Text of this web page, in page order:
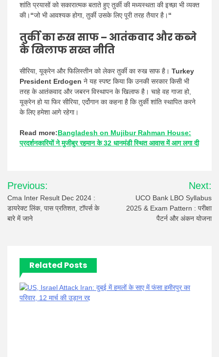
शांति प्रयासों को सकारात्मक बताते हुए तुर्की की मध्यस्थता की इच्छा भी व्यक्त
की।“जो भी आवश्यक होगा, तुर्की उसके लिए पूरी तरह तैयार है।“
तुर्की का रुख साफ – आतंकवाद और कब्जे
के खिलाफ सख्त नीति
सीरिया, यूक्रेन और फिलिस्तीन को लेकर तुर्की का रुख साफ है। Turkey
President Erdogen ने यह स्पष्ट किया कि उनकी सरकार किसी भी
तरह के आतंकवाद और जबरन विस्थापन के खिलाफ है। चाहे वह गाजा हो,
यूक्रेन हो या फिर सीरिया, एर्दोगान का कहना है कि तुर्की शांति स्थापित करने
के लिए हमेशा आगे रहेगा।
Read more:Bangladesh on Mujibur Rahman House:
प्रदर्शनकारियों ने मुजीबुर रहमान के 32 धानमंडी स्थित आवास में आग लगा दी
Post
navigation
Previous:
Cma Inter Result Dec 2024 :
डायरेक्ट लिंक, पास प्रतिशत, टॉपर्स के
बारे में जाने
Next:
UCO Bank LBO Syllabus
2025 & Exam Pattern : परीक्षा
पैटर्न और अंकन योजना
Related Posts